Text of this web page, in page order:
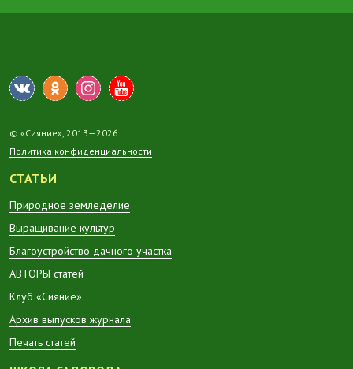
© «Сияние», 2013—2026
Политика конфиденциальности
СТАТЬИ
Природное земледелие
Выращивание культур
Благоустройство дачного участка
АВТОРЫ статей
Клуб «Сияние»
Архив выпусков журнала
Печать статей